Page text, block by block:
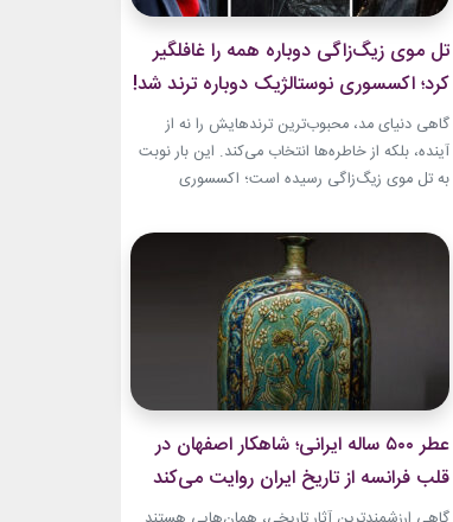
تل موی زیگ‌زاگی دوباره همه را غافلگیر
کرد؛ اکسسوری نوستالژیک دوباره ترند شد!
گاهی دنیای مد، محبوب‌ترین ترندهایش را نه از
آینده، بلکه از خاطره‌ها انتخاب می‌کند. این بار نوبت
به تل موی زیگ‌زاگی رسیده است؛ اکسسوری‌
اوایل دهه ۲۰۰۰ به یاد دارند و حالا با ظاهری آشنا اما
جایگاهی تازه، دوباره به مرکز توجه برگشته است....
عطر ۵۰۰ ساله ایرانی؛ شاهکار اصفهان در
قلب فرانسه از تاریخ ایران روایت می‌کند